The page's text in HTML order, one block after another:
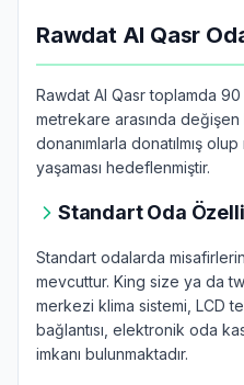
Rawdat Al Qasr
Rawdat Al Qasr toplamda
metrekare arasında
donanımlarla donatılmış
yaşaması hedeflenmiştir.
Standart Oda
Standart odalarda
mevcuttur. King size ya da
merkezi klima sistemi, LCD
bağlantısı, elektronik oda
imkanı bulunmaktadır.